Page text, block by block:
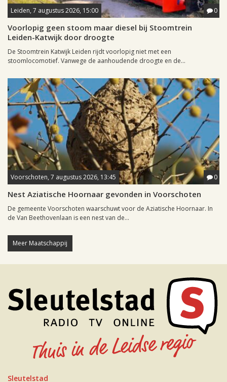
Leiden, 7 augustus 2026, 15:00 0
Voorlopig geen stoom maar diesel bij Stoomtrein
Leiden-Katwijk door droogte
De Stoomtrein Katwijk Leiden rijdt voorlopig niet met een
stoomlocomotief. Vanwege de aanhoudende droogte en de...
Voorschoten, 7 augustus 2026, 13:45 0
Nest Aziatische Hoornaar gevonden in Voorschoten
De gemeente Voorschoten waarschuwt voor de Aziatische Hoornaar. In
de Van Beethovenlaan is een nest van de...
Meer Maatschappij
Sleutelstad